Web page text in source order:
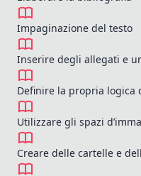
Impaginazione del testo
Inserire degli allegati e
Definire la propria logica
Utilizzare gli spazi
Creare delle cartelle e